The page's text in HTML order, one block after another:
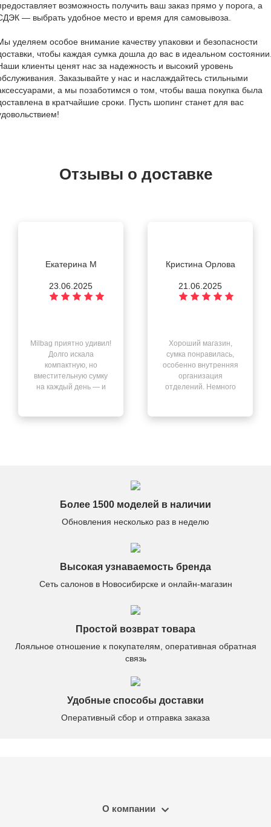
возможность получить ваш заказ прямо у порога, а
— выбрать удобное место и время для самовывоза.
уделяем особое внимание качеству упаковки и безопасности
чтобы каждая сумка дошла до вас в идеальном
клиенты ценят нас за надежность и высокий уровень
Заказывайте у нас и наслаждайтесь стильными
а мы позаботимся о том, чтобы ваша покупка была
в кратчайшие сроки. Пусть шопинг станет для вас
Отзывы о доставке
Екатерина М
23.06.2025
Milbag приятно удивил!
Долго искала
компактную, но
вместительную сумку
на каждый день — и
Кристина Орлова
21.06.2025
Хороший магазин,
сумка понравилась,
особенно внутренняя
организация
отделений. Немного
Более 1500 моделей в наличии
Обновления несколько раз в неделю
Высокая узнаваемость бренда
Сеть салонов в Новосибирске и онлайн-магазин
Простой возврат товара
Лояльное отношение к покупателям, оперативная обратная
связь
Удобные способы доставки
Оперативный сбор и отправка заказа
О компании